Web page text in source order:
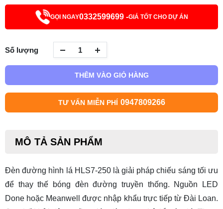
GỌI NGAY0332599699 -GIÁ TỐT CHO DỰ ÁN
Số lượng
THÊM VÀO GIỎ HÀNG
TƯ VẤN MIỄN PHÍ 0947809266
MÔ TẢ SẢN PHẨM
Đèn đường hình lá HLS7-250là giải pháp chiếu sáng tối ưu
để thay thế bóng đèn đường truyền thống. Nguồn LED
Done hoặc Meanwell được nhập khẩu trực tiếp từ Đài Loan.